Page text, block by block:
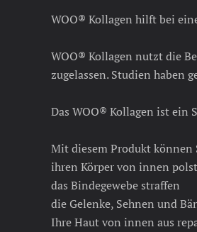
WOO® Kollagen hilft bei
WOO® Kollagen nutzt die
zugelassen. Studien haben
Das WOO® Kollagen ist ein
Mit diesem Produkt können
ihren Körper von innen
das Bindegewebe straffen
die Gelenke, Sehnen und
Ihre Haut von innen aus